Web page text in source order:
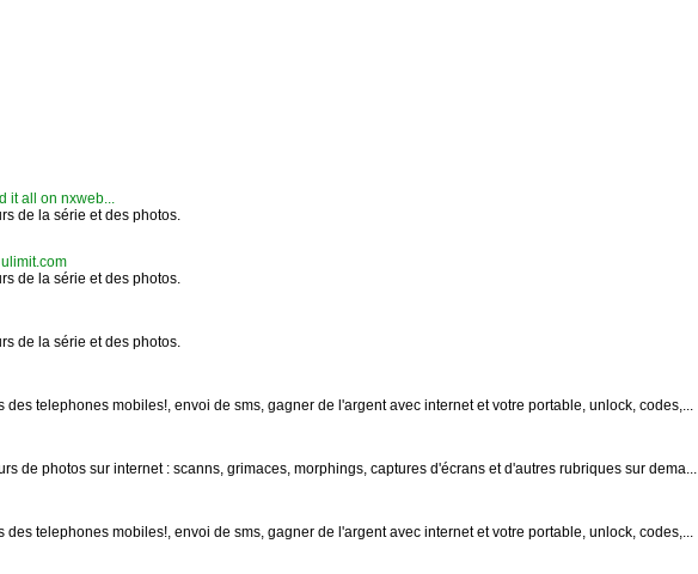
it all on nxweb...
de la série et des photos.
de la série et des photos.
de la série et des photos.
des telephones mobiles!, envoi de sms, gagner de l'argent avec internet et votre portable, unlock, codes,...
de photos sur internet : scanns, grimaces, morphings, captures d'écrans et d'autres rubriques sur dema...
des telephones mobiles!, envoi de sms, gagner de l'argent avec internet et votre portable, unlock, codes,...